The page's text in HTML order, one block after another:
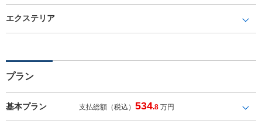
エクステリア
プラン
基本プラン 支払総額（税込）534.8 万円